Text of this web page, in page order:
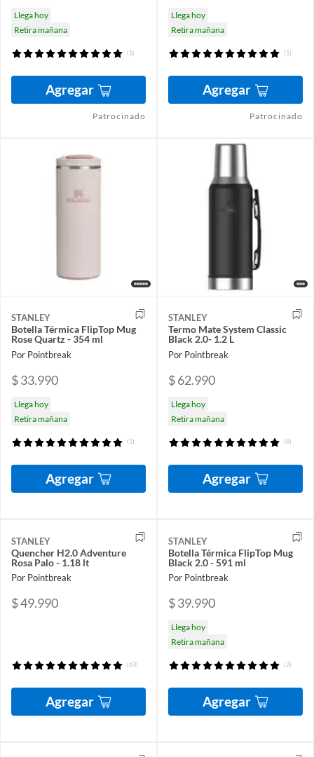
Llega hoy
Retira mañana
(1)
Agregar
Patrocinado
Llega hoy
Retira mañana
(1)
Agregar
Patrocinado
STANLEY
Botella Térmica FlipTop Mug
Rose Quartz - 354 ml
Por Pointbreak
$ 33.990
Llega hoy
Retira mañana
(1)
Agregar
STANLEY
Termo Mate System Classic
Black 2.0- 1.2 L
Por Pointbreak
$ 62.990
Llega hoy
Retira mañana
(8)
Agregar
STANLEY
Quencher H2.0 Adventure
Rosa Palo - 1.18 lt
Por Pointbreak
$ 49.990
(63)
Agregar
STANLEY
Botella Térmica FlipTop Mug
Black 2.0 - 591 ml
Por Pointbreak
$ 39.990
Llega hoy
Retira mañana
(2)
Agregar